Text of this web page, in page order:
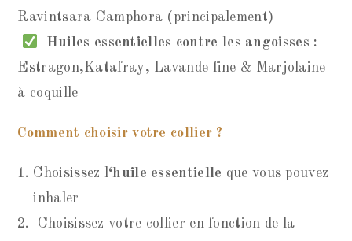
Ravintsara Camphora (principalement)
Huiles essentielles contre les angoisses :
Estragon,Katafray, Lavande fine & Marjolaine
à coquille
Comment choisir votre collier ?
Choisissez l‘huile essentielle que vous pouvez
inhaler
Choisissez votre collier en fonction de la